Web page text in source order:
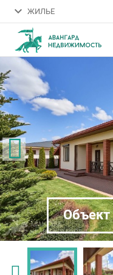
ЖИЛЬЕ
Объект